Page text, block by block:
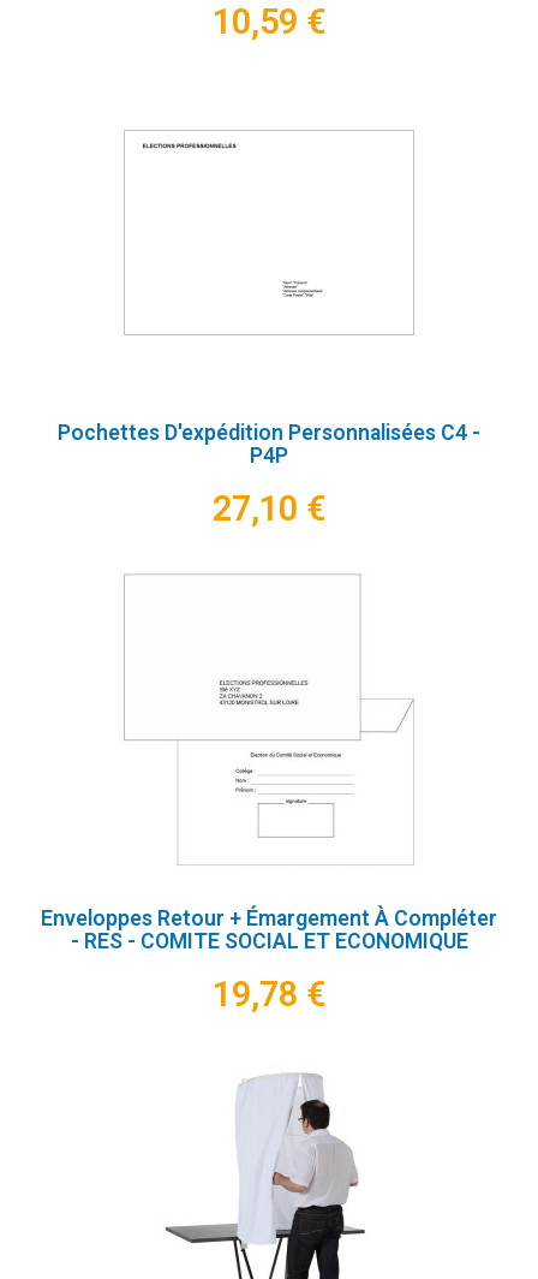
10,59 €
Pochettes D'expédition Personnalisées C4 -
P4P
27,10 €
Enveloppes Retour + Émargement À Compléter
- RES - COMITE SOCIAL ET ECONOMIQUE
19,78 €